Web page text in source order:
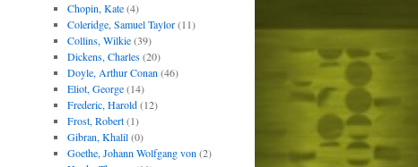
Chopin, Kate(4)
Coleridge, Samuel Taylor(11)
Collins, Wilkie(39)
Dickens, Charles(20)
Doyle, Arthur Conan (46)
Eliot, George(14)
Frederic, Harold(12)
Frost, Robert(1)
Gibran, Khalil(0)
Goethe, Johann Wolfgang von (2)